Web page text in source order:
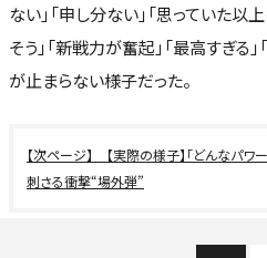
ない」「申し分ない」「思っていた以
そう」「新戦力が奮起」「最高すぎる
が止まらない様子だった。
【実際の様子】「どんなパワ
刺さる衝撃“場外弾”